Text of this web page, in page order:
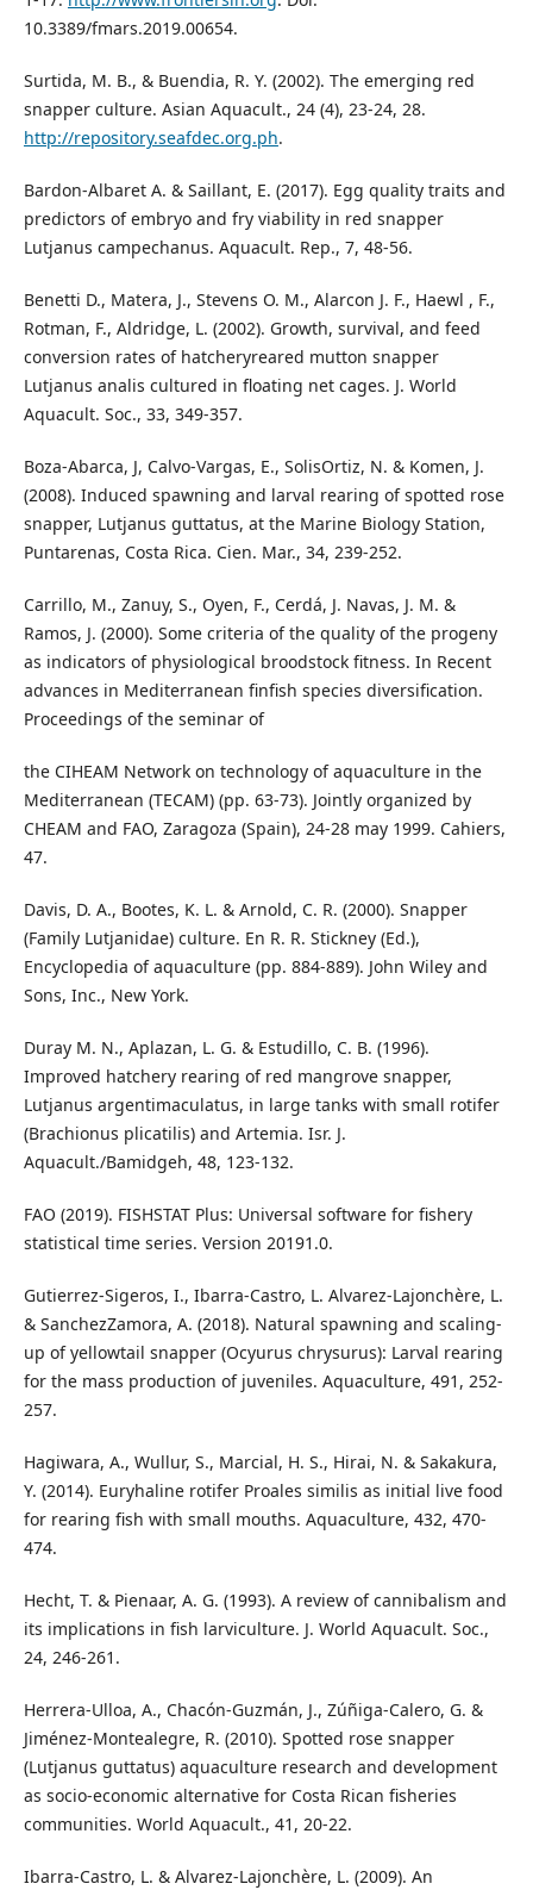
10.3389/fmars.2019.00654.
Surtida, M. B., & Buendia, R. Y. (2002). The emerging red
snapper culture. Asian Aquacult., 24 (4), 23-24, 28.
http://repository.seafdec.org.ph.
Bardon-Albaret A. & Saillant, E. (2017). Egg quality traits and
predictors of embryo and fry viability in red snapper
Lutjanus campechanus. Aquacult. Rep., 7, 48-56.
Benetti D., Matera, J., Stevens O. M., Alarcon J. F., Haewl , F.,
Rotman, F., Aldridge, L. (2002). Growth, survival, and feed
conversion rates of hatcheryreared mutton snapper
Lutjanus analis cultured in floating net cages. J. World
Aquacult. Soc., 33, 349-357.
Boza-Abarca, J, Calvo-Vargas, E., SolisOrtiz, N. & Komen, J.
(2008). Induced spawning and larval rearing of spotted rose
snapper, Lutjanus guttatus, at the Marine Biology Station,
Puntarenas, Costa Rica. Cien. Mar., 34, 239-252.
Carrillo, M., Zanuy, S., Oyen, F., Cerdá, J. Navas, J. M. &
Ramos, J. (2000). Some criteria of the quality of the progeny
as indicators of physiological broodstock fitness. In Recent
advances in Mediterranean finfish species diversification.
Proceedings of the seminar of
the CIHEAM Network on technology of aquaculture in the
Mediterranean (TECAM) (pp. 63-73). Jointly organized by
CHEAM and FAO, Zaragoza (Spain), 24-28 may 1999. Cahiers,
47.
Davis, D. A., Bootes, K. L. & Arnold, C. R. (2000). Snapper
(Family Lutjanidae) culture. En R. R. Stickney (Ed.),
Encyclopedia of aquaculture (pp. 884-889). John Wiley and
Sons, Inc., New York.
Duray M. N., Aplazan, L. G. & Estudillo, C. B. (1996).
Improved hatchery rearing of red mangrove snapper,
Lutjanus argentimaculatus, in large tanks with small rotifer
(Brachionus plicatilis) and Artemia. Isr. J.
Aquacult./Bamidgeh, 48, 123-132.
FAO (2019). FISHSTAT Plus: Universal software for fishery
statistical time series. Version 20191.0.
Gutierrez-Sigeros, I., Ibarra-Castro, L. Alvarez-Lajonchère, L.
& SanchezZamora, A. (2018). Natural spawning and scaling-
up of yellowtail snapper (Ocyurus chrysurus): Larval rearing
for the mass production of juveniles. Aquaculture, 491, 252-
257.
Hagiwara, A., Wullur, S., Marcial, H. S., Hirai, N. & Sakakura,
Y. (2014). Euryhaline rotifer Proales similis as initial live food
for rearing fish with small mouths. Aquaculture, 432, 470-
474.
Hecht, T. & Pienaar, A. G. (1993). A review of cannibalism and
its implications in fish larviculture. J. World Aquacult. Soc.,
24, 246-261.
Herrera-Ulloa, A., Chacón-Guzmán, J., Zúñiga-Calero, G. &
Jiménez-Montealegre, R. (2010). Spotted rose snapper
(Lutjanus guttatus) aquaculture research and development
as socio-economic alternative for Costa Rican fisheries
communities. World Aquacult., 41, 20-22.
Ibarra-Castro, L. & Alvarez-Lajonchère, L. (2009). An